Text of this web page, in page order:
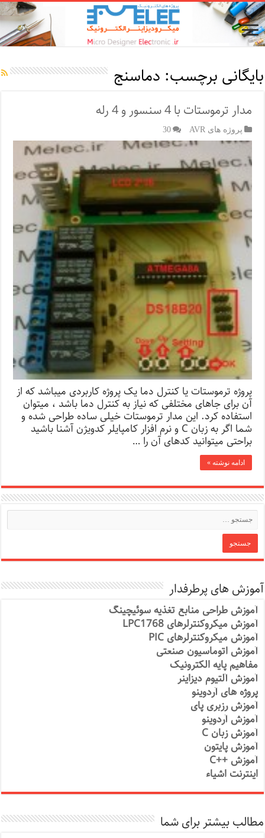
بایگانی برچسب: دماسنج
مدار ترموستات با 4 سنسور و 4 رله
پروژه های AVR 30
پروژه ترموستات یا کنترل دما یک پروژه کاربردی میباشد که از
آن برای جاهای مختلفی که نیاز به کنترل دما باشد ، میتوان
استفاده کرد. این مدار ترموستات خیلی ساده طراحی شده و
شما اگر به زبان C و نرم افزار کامپایلر کدویژن آشنا باشید
براحتی میتوانید کدهای آن را …
ادامه نوشته »
آموزش های پرطرفدار
آموزش طراحی منابع تغذیه سوئیچینگ
آموزش میکروکنترلرهای LPC1768
آموزش میکروکنترلرهای PIC
آموزش اتوماسیون صنعتی
مفاهیم پایه الکترونیک
آموزش آلتیوم دیزاینر
پروژه های آردوینو
آموزش رزبری پای
آموزش آردوینو
آموزش زبان C
آموزش پایتون
آموزش ++C
اینترنت اشیاء
مطالب بیشتر برای شما